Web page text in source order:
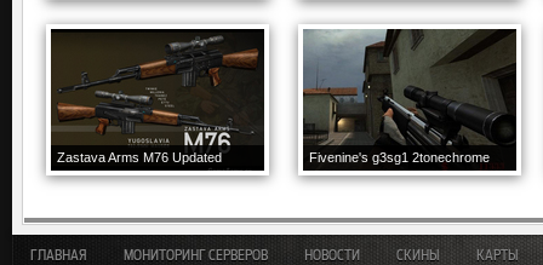
Zastava Arms M76 Updated Fivenine's g3sg1 2tonechrome
ГЛАВНАЯ МОНИТОРИНГ СЕРВЕРОВ НОВОСТИ СКИНЫ КАРТЫ